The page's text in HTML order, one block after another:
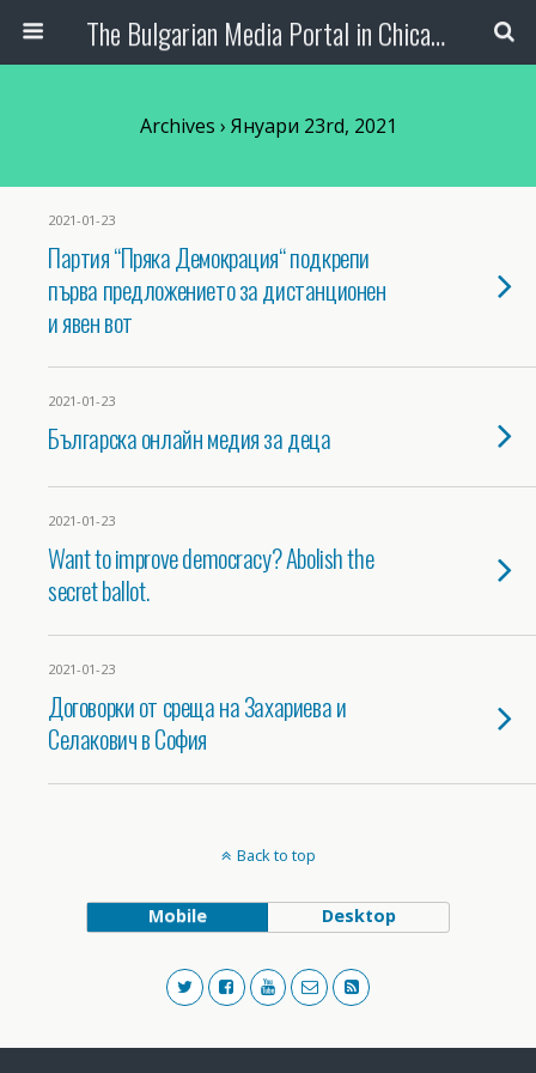
The Bulgarian Media Portal in Chicago
Archives › Януари 23rd, 2021
2021-01-23
Партия “Пряка Демокрация“ подкрепи
първа предложението за дистанционен
и явен вот
2021-01-23
Българска онлайн медия за деца
2021-01-23
Want to improve democracy? Abolish the
secret ballot.
2021-01-23
Договорки от среща на Захариева и
Селакович в София
Back to top
Mobile Desktop